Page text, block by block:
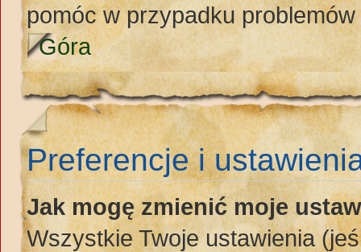
pomóc w przypadku
Góra
Preferencje i
Jak mogę zmienić moje
Wszystkie Twoje ustawienia